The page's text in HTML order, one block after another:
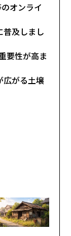
オンライ
普及しまし
要性が高ま
広がる土壌